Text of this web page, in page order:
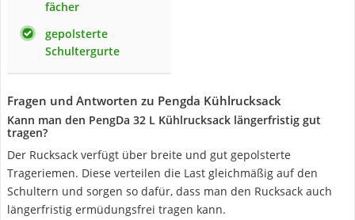
fächer
gepolsterte
Schultergurte
Fragen und Antworten zu Pengda Kühlrucksack
Kann man den PengDa 32 L Kühlrucksack längerfristig gut
tragen?
Der Rucksack verfügt über breite und gut gepolsterte
Trageriemen. Diese verteilen die Last gleichmäßig auf den
Schultern und sorgen so dafür, dass man den Rucksack auch
längerfristig ermüdungsfrei tragen kann.